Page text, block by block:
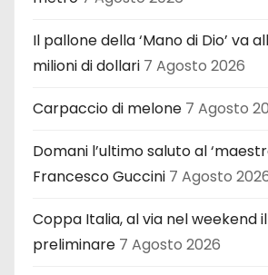
Il pallone della ‘Mano di Dio’ va
milioni di dollari 7 Agosto 2026
Carpaccio di melone 7 Agosto
Domani l’ultimo saluto al
Francesco Guccini 7 Agosto
Coppa Italia, al via nel weekend
preliminare 7 Agosto 2026